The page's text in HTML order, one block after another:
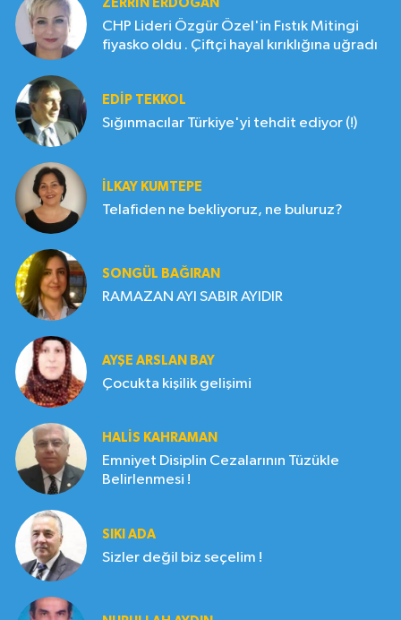
ZERRIN ERDOĞAN
CHP Lideri Özgür Özel'in Fıstık Mitingi
fiyasko oldu . Çiftçi hayal kırıklığına uğradı
EDIP TEKKOL
Sığınmacılar Türkiye'yi tehdit ediyor (!)
İLKAY KUMTEPE
Telafiden ne bekliyoruz, ne buluruz?
SONGÜL BAĞIRAN
RAMAZAN AYI SABIR AYIDIR
AYŞE ARSLAN BAY
Çocukta kişilik gelişimi
HALIS KAHRAMAN
Emniyet Disiplin Cezalarının Tüzükle
Belirlenmesi !
SIKI ADA
Sizler değil biz seçelim !